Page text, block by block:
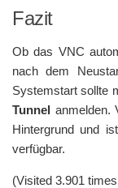
Fazit
Ob das VNC
nach dem
Systemstart sollte
Tunnel anmelden.
Hintergrund und
verfügbar.
(Visited 3.901